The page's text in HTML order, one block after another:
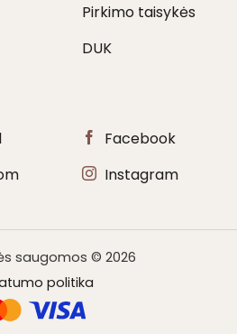
Pirkimo taisykės
DUK
Facebook
Instagram
saugomos © 2026
politika